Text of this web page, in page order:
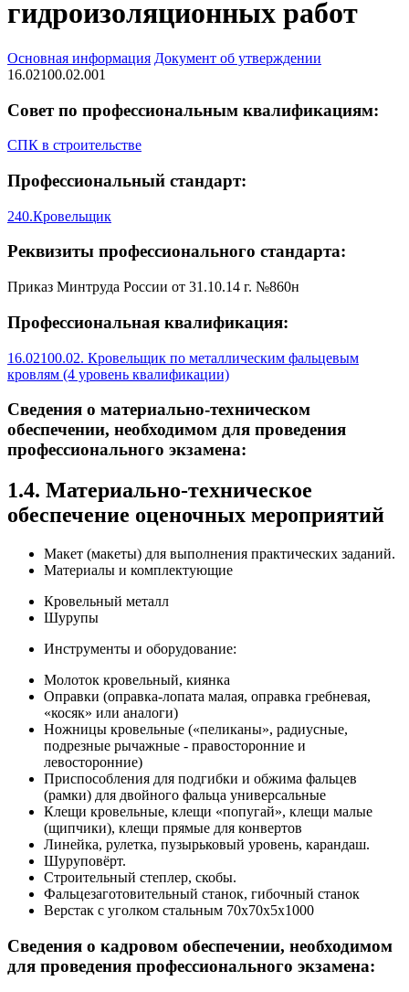
гидроизоляционных работ
Основная информация Документ об утверждении
16.02100.02.001
Совет по профессиональным квалификациям:
СПК в строительстве
Профессиональный стандарт:
240.Кровельщик
Реквизиты профессионального стандарта:
Приказ Минтруда России от 31.10.14 г. №860н
Профессиональная квалификация:
16.02100.02. Кровельщик по металлическим фальцевым
кровлям (4 уровень квалификации)
Сведения о материально-техническом
обеспечении, необходимом для проведения
профессионального экзамена:
1.4. Материально-техническое
обеспечение оценочных мероприятий
Макет (макеты) для выполнения практических заданий.
Материалы и комплектующие
Кровельный металл
Шурупы
Инструменты и оборудование:
Молоток кровельный, киянка
Оправки (оправка-лопата малая, оправка гребневая,
«косяк» или аналоги)
Ножницы кровельные («пеликаны», радиусные,
подрезные рычажные - правосторонние и
левосторонние)
Приспособления для подгибки и обжима фальцев
(рамки) для двойного фальца универсальные
Клещи кровельные, клещи «попугай», клещи малые
(щипчики), клещи прямые для конвертов
Линейка, рулетка, пузырьковый уровень, карандаш.
Шуруповёрт.
Строительный степлер, скобы.
Фальцезаготовительный станок, гибочный станок
Верстак с уголком стальным 70x70x5x1000
Сведения о кадровом обеспечении, необходимом
для проведения профессионального экзамена: